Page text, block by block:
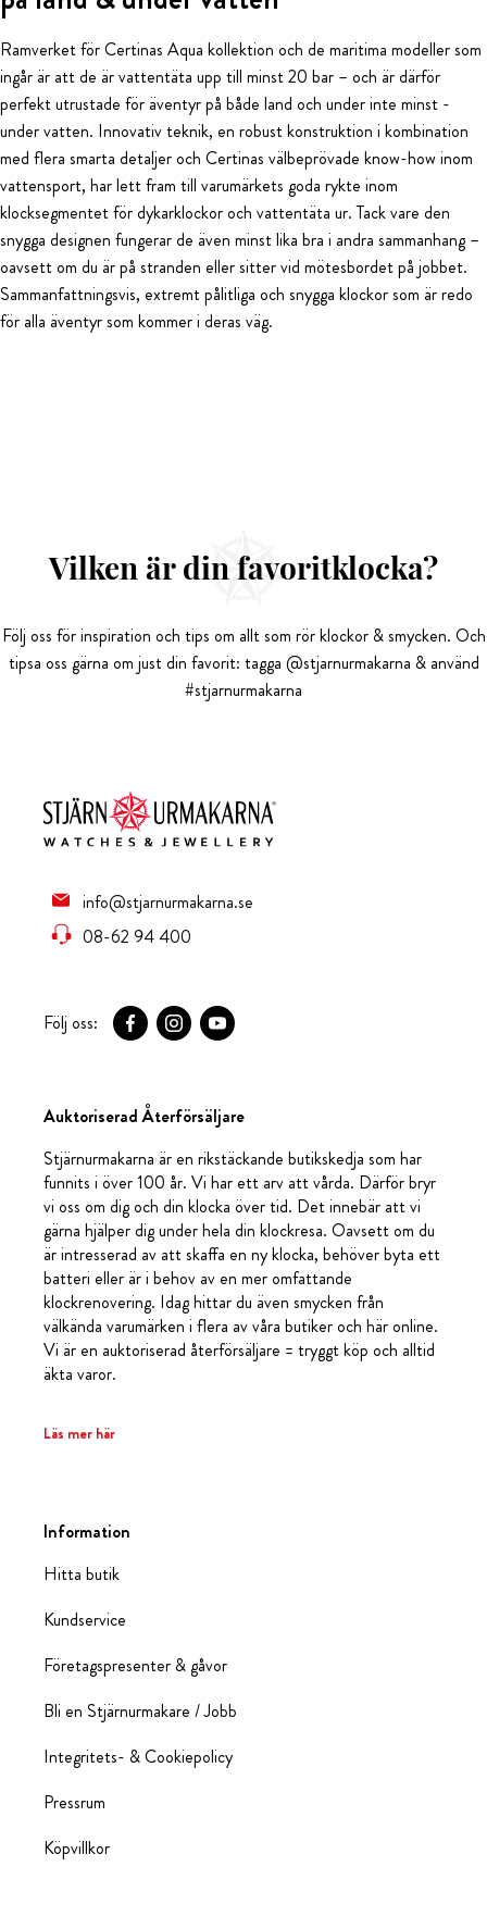
Ramverket för Certinas Aqua kollektion och de maritima modeller som
ingår är att de är vattentäta upp till minst 20 bar – och är därför
perfekt utrustade för äventyr på både land och under inte minst -
under vatten. Innovativ teknik, en robust konstruktion i kombination
med flera smarta detaljer och Certinas välbeprövade know-how inom
vattensport, har lett fram till varumärkets goda rykte inom
klocksegmentet för dykarklockor och vattentäta ur. Tack vare den
snygga designen fungerar de även minst lika bra i andra sammanhang –
oavsett om du är på stranden eller sitter vid mötesbordet på jobbet.
Sammanfattningsvis, extremt pålitliga och snygga klockor som är redo
för alla äventyr som kommer i deras väg.
Vilken är din favoritklocka?
Följ oss för inspiration och tips om allt som rör klockor & smycken. Och
tipsa oss gärna om just din favorit: tagga @stjarnurmakarna & använd
#stjarnurmakarna
info@stjarnurmakarna.se
08-62 94 400
Följ oss:
Auktoriserad Återförsäljare
Stjärnurmakarna är en rikstäckande butikskedja som har
funnits i över 100 år. Vi har ett arv att vårda. Därför bryr
vi oss om dig och din klocka över tid. Det innebär att vi
gärna hjälper dig under hela din klockresa. Oavsett om du
är intresserad av att skaffa en ny klocka, behöver byta ett
batteri eller är i behov av en mer omfattande
klockrenovering. Idag hittar du även smycken från
välkända varumärken i flera av våra butiker och här online.
Vi är en auktoriserad återförsäljare = tryggt köp och alltid
äkta varor.
Läs mer här
Information
Hitta butik
Kundservice
Företagspresenter & gåvor
Bli en Stjärnurmakare / Jobb
Integritets- & Cookiepolicy
Pressrum
Köpvillkor